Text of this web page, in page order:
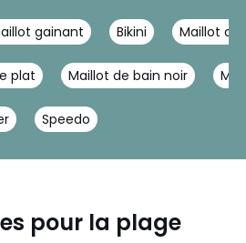
gainant Bikini Maillot de
plat Maillot de bain noir
Speedo
pour la plage